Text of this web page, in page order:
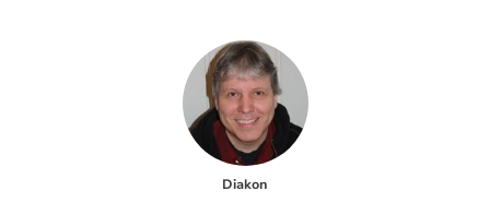
Diakon